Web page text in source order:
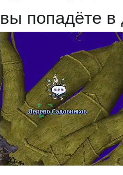
вы попадёте